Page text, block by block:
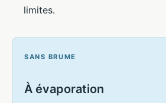
limites.
SANS BRUME
À évaporation